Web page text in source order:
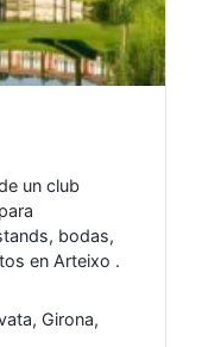
un club
bodas,
en Arteixo .
Girona,